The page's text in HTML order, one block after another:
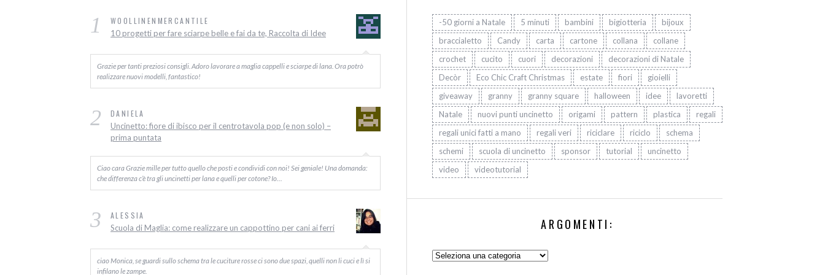
1 WOOLLINENMERCANTILE
10 progetti per fare sciarpe belle e fai da te, Raccolta di Idee
Grazie per tanti preziosi consigli. Adoro lavorare a maglia cappelli e sciarpe di lana. Ora potrò
realizzare nuovi modelli, fantastico!
2 DANIELA
Uncinetto: fiore di ibisco per il centrotavola pop (e non solo) –
prima puntata
Ciao cara Grazie mille per tutto quello che posti e condividi con noi! Sei geniale! Una domanda:
che differenza c’è tra gli uncinetti per lana e quelli per cotone? Io…
3 ALESSIA
Scuola di Maglia: come realizzare un cappottino per cani ai ferri
ciao Monica, se guardi sullo schema tra le cuciture rosse ci sono due spazi, quelli non li cuci e lì si
infilano le zampe.
-50 giorni a Natale 5 minuti bambini bigiotteria
bijoux
braccialetto
Candy carta cartone collana
collane
crochet
cucito cuori decorazioni
decorazioni di Natale
Decòr
Eco Chic Craft Christmas estate fiori
gioielli
giveaway
granny granny square halloween idee
lavoretti
Natale
nuovi punti uncinetto origami pattern plastica
regali
regali unici fatti a mano
regali veri riciclare riciclo
schema
schemi
scuola di uncinetto sponsor tutorial
uncinetto
video
videotutorial
ARGOMENTI:
Argomenti: